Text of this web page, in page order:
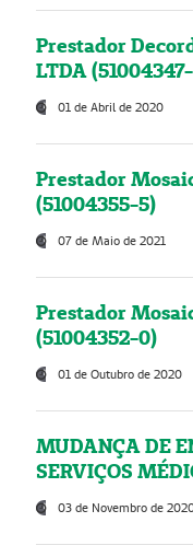
Prestador
LTDA
01 de Abril de 2020
Prestador
(51004355-5)
07 de Maio de 2021
Prestador
(51004352-0)
01 de Outubro de 2020
MUDANÇA DE
SERVIÇOS
03 de Novembro de